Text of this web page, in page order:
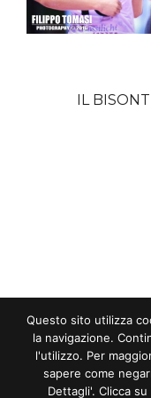
IL
Questo sito utilizza
la navigazione.
l'utilizzo. Per
sapere come
Dettagli'. Clicca